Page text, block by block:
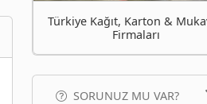
Türkiye Kağıt, Karton &
Firmaları
SORUNUZ MU VAR?